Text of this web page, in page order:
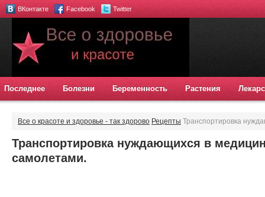
ВКонтакте Facebook Twitter
Последнее Болезни Беременность Растения
Все о красоте и здоровье - так здорово Рецепты Транспортировка
самолетами.
Транспортировка нуждающихся в
самолетами.